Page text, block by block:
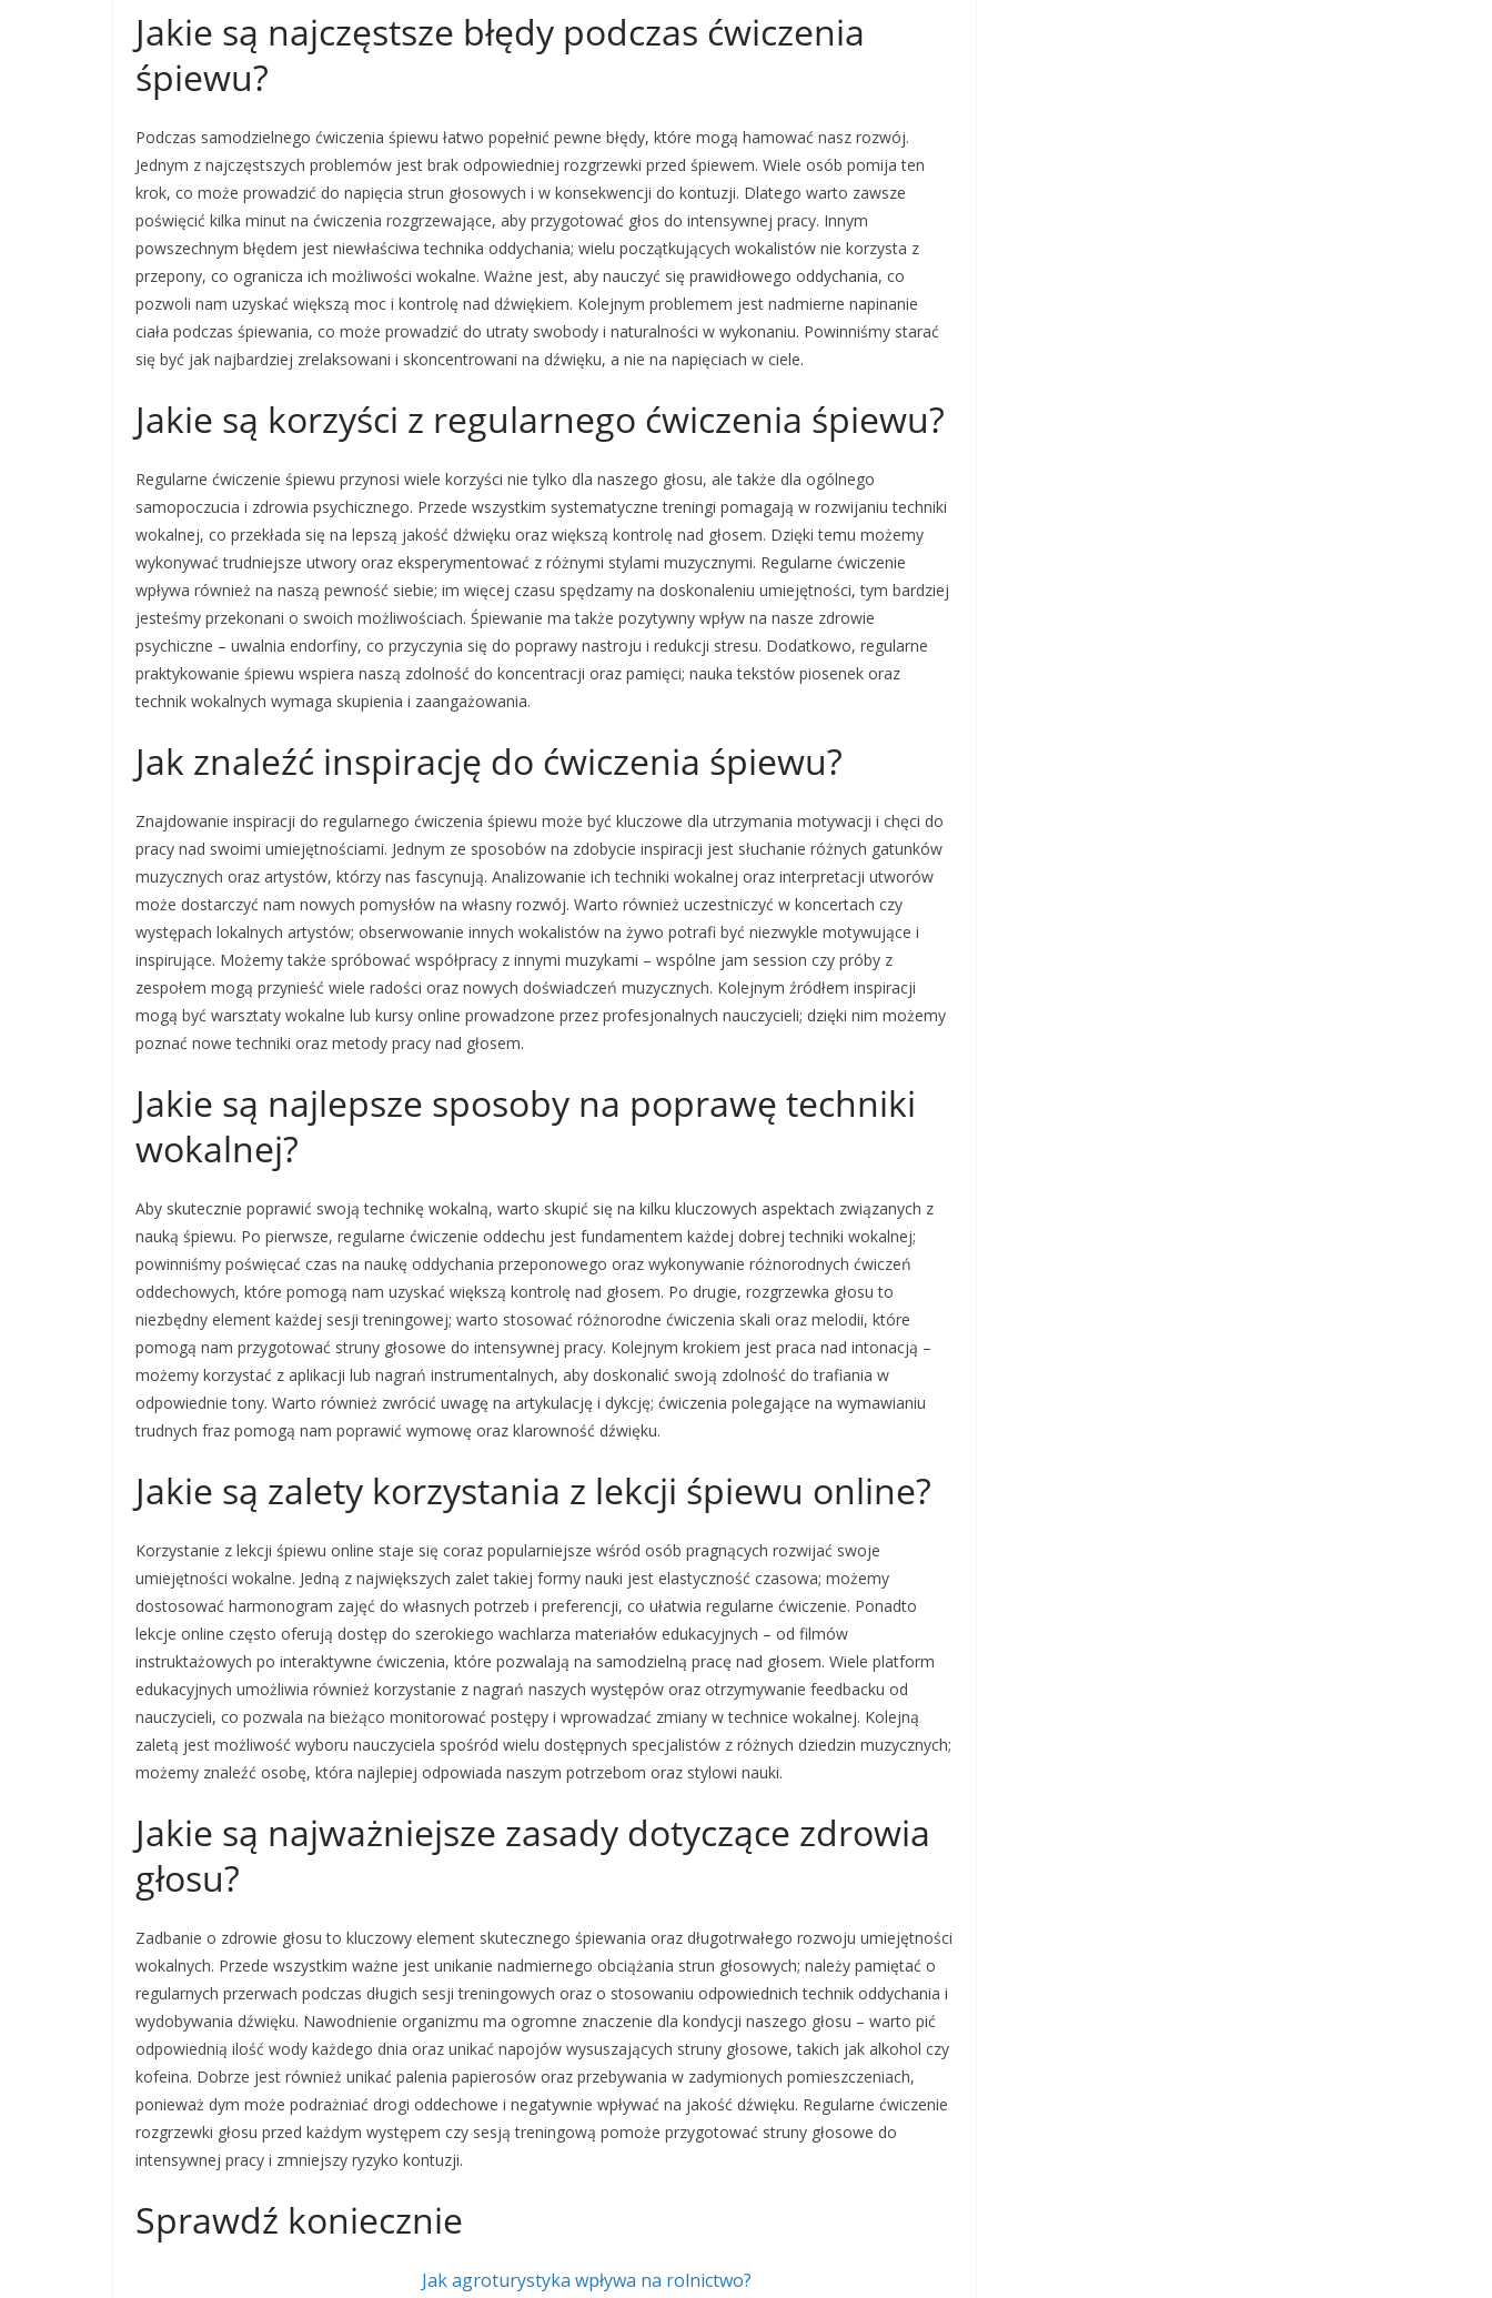
Jakie są najczęstsze błędy podczas ćwiczenia
śpiewu?
Podczas samodzielnego ćwiczenia śpiewu łatwo popełnić pewne błędy, które mogą hamować nasz rozwój.
Jednym z najczęstszych problemów jest brak odpowiedniej rozgrzewki przed śpiewem. Wiele osób pomija ten
krok, co może prowadzić do napięcia strun głosowych i w konsekwencji do kontuzji. Dlatego warto zawsze
poświęcić kilka minut na ćwiczenia rozgrzewające, aby przygotować głos do intensywnej pracy. Innym
powszechnym błędem jest niewłaściwa technika oddychania; wielu początkujących wokalistów nie korzysta z
przepony, co ogranicza ich możliwości wokalne. Ważne jest, aby nauczyć się prawidłowego oddychania, co
pozwoli nam uzyskać większą moc i kontrolę nad dźwiękiem. Kolejnym problemem jest nadmierne napinanie
ciała podczas śpiewania, co może prowadzić do utraty swobody i naturalności w wykonaniu. Powinniśmy starać
się być jak najbardziej zrelaksowani i skoncentrowani na dźwięku, a nie na napięciach w ciele.
Jakie są korzyści z regularnego ćwiczenia śpiewu?
Regularne ćwiczenie śpiewu przynosi wiele korzyści nie tylko dla naszego głosu, ale także dla ogólnego
samopoczucia i zdrowia psychicznego. Przede wszystkim systematyczne treningi pomagają w rozwijaniu techniki
wokalnej, co przekłada się na lepszą jakość dźwięku oraz większą kontrolę nad głosem. Dzięki temu możemy
wykonywać trudniejsze utwory oraz eksperymentować z różnymi stylami muzycznymi. Regularne ćwiczenie
wpływa również na naszą pewność siebie; im więcej czasu spędzamy na doskonaleniu umiejętności, tym bardziej
jesteśmy przekonani o swoich możliwościach. Śpiewanie ma także pozytywny wpływ na nasze zdrowie
psychiczne – uwalnia endorfiny, co przyczynia się do poprawy nastroju i redukcji stresu. Dodatkowo, regularne
praktykowanie śpiewu wspiera naszą zdolność do koncentracji oraz pamięci; nauka tekstów piosenek oraz
technik wokalnych wymaga skupienia i zaangażowania.
Jak znaleźć inspirację do ćwiczenia śpiewu?
Znajdowanie inspiracji do regularnego ćwiczenia śpiewu może być kluczowe dla utrzymania motywacji i chęci do
pracy nad swoimi umiejętnościami. Jednym ze sposobów na zdobycie inspiracji jest słuchanie różnych gatunków
muzycznych oraz artystów, którzy nas fascynują. Analizowanie ich techniki wokalnej oraz interpretacji utworów
może dostarczyć nam nowych pomysłów na własny rozwój. Warto również uczestniczyć w koncertach czy
występach lokalnych artystów; obserwowanie innych wokalistów na żywo potrafi być niezwykle motywujące i
inspirujące. Możemy także spróbować współpracy z innymi muzykami – wspólne jam session czy próby z
zespołem mogą przynieść wiele radości oraz nowych doświadczeń muzycznych. Kolejnym źródłem inspiracji
mogą być warsztaty wokalne lub kursy online prowadzone przez profesjonalnych nauczycieli; dzięki nim możemy
poznać nowe techniki oraz metody pracy nad głosem.
Jakie są najlepsze sposoby na poprawę techniki
wokalnej?
Aby skutecznie poprawić swoją technikę wokalną, warto skupić się na kilku kluczowych aspektach związanych z
nauką śpiewu. Po pierwsze, regularne ćwiczenie oddechu jest fundamentem każdej dobrej techniki wokalnej;
powinniśmy poświęcać czas na naukę oddychania przeponowego oraz wykonywanie różnorodnych ćwiczeń
oddechowych, które pomogą nam uzyskać większą kontrolę nad głosem. Po drugie, rozgrzewka głosu to
niezbędny element każdej sesji treningowej; warto stosować różnorodne ćwiczenia skali oraz melodii, które
pomogą nam przygotować struny głosowe do intensywnej pracy. Kolejnym krokiem jest praca nad intonacją –
możemy korzystać z aplikacji lub nagrań instrumentalnych, aby doskonalić swoją zdolność do trafiania w
odpowiednie tony. Warto również zwrócić uwagę na artykulację i dykcję; ćwiczenia polegające na wymawianiu
trudnych fraz pomogą nam poprawić wymowę oraz klarowność dźwięku.
Jakie są zalety korzystania z lekcji śpiewu online?
Korzystanie z lekcji śpiewu online staje się coraz popularniejsze wśród osób pragnących rozwijać swoje
umiejętności wokalne. Jedną z największych zalet takiej formy nauki jest elastyczność czasowa; możemy
dostosować harmonogram zajęć do własnych potrzeb i preferencji, co ułatwia regularne ćwiczenie. Ponadto
lekcje online często oferują dostęp do szerokiego wachlarza materiałów edukacyjnych – od filmów
instruktażowych po interaktywne ćwiczenia, które pozwalają na samodzielną pracę nad głosem. Wiele platform
edukacyjnych umożliwia również korzystanie z nagrań naszych występów oraz otrzymywanie feedbacku od
nauczycieli, co pozwala na bieżąco monitorować postępy i wprowadzać zmiany w technice wokalnej. Kolejną
zaletą jest możliwość wyboru nauczyciela spośród wielu dostępnych specjalistów z różnych dziedzin muzycznych;
możemy znaleźć osobę, która najlepiej odpowiada naszym potrzebom oraz stylowi nauki.
Jakie są najważniejsze zasady dotyczące zdrowia
głosu?
Zadbanie o zdrowie głosu to kluczowy element skutecznego śpiewania oraz długotrwałego rozwoju umiejętności
wokalnych. Przede wszystkim ważne jest unikanie nadmiernego obciążania strun głosowych; należy pamiętać o
regularnych przerwach podczas długich sesji treningowych oraz o stosowaniu odpowiednich technik oddychania i
wydobywania dźwięku. Nawodnienie organizmu ma ogromne znaczenie dla kondycji naszego głosu – warto pić
odpowiednią ilość wody każdego dnia oraz unikać napojów wysuszających struny głosowe, takich jak alkohol czy
kofeina. Dobrze jest również unikać palenia papierosów oraz przebywania w zadymionych pomieszczeniach,
ponieważ dym może podrażniać drogi oddechowe i negatywnie wpływać na jakość dźwięku. Regularne ćwiczenie
rozgrzewki głosu przed każdym występem czy sesją treningową pomoże przygotować struny głosowe do
intensywnej pracy i zmniejszy ryzyko kontuzji.
Sprawdź koniecznie
Jak agroturystyka wpływa na rolnictwo?